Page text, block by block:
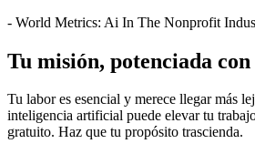
- World Metrics: Ai In The Nonprofit
Tu misión, potenciada
Tu labor es esencial y merece llegar más
inteligencia artificial puede elevar tu
gratuito. Haz que tu propósito trascienda.